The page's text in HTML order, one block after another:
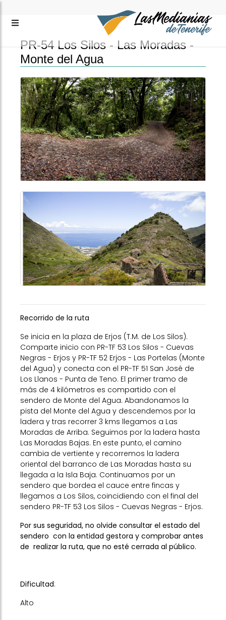
PR-54 Los Silos - Las Moradas -
Monte del Agua
Recorrido de la ruta
Se inicia en la plaza de Erjos (T.M. de Los Silos).
Comparte inicio con PR-TF 53 Los Silos - Cuevas
Negras - Erjos y PR-TF 52 Erjos - Las Portelas (Monte
del Agua) y conecta con el PR-TF 51 San José de
Los Llanos - Punta de Teno. El primer tramo de
más de 4 kilómetros es compartido con el
sendero de Monte del Agua. Abandonamos la
pista del Monte del Agua y descendemos por la
ladera y tras recorrer 3 kms llegamos a Las
Moradas de Arriba. Seguimos por la ladera hasta
Las Moradas Bajas. En este punto, el camino
cambia de vertiente y recorremos la ladera
oriental del barranco de Las Moradas hasta su
llegada a la Isla Baja. Continuamos por un
sendero que bordea el cauce entre fincas y
llegamos a Los Silos, coincidiendo con el final del
sendero PR-TF 53 Los Silos - Cuevas Negras - Erjos.
Por sus seguridad, no olvide consultar el estado del
sendero con la entidad gestora y comprobar antes
de realizar la ruta, que no esté cerrada al público.
Dificultad:
Alto